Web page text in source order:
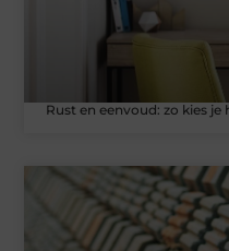
Rust en eenvoud: zo kies